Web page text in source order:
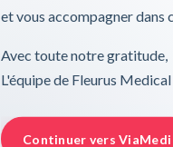
et vous accompagner dans
Avec toute notre gratitude,
L'équipe de Fleurus Medical
Continuer vers ViaMedi